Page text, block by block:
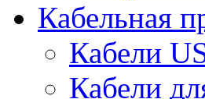
Кабельная
Кабели
Кабели